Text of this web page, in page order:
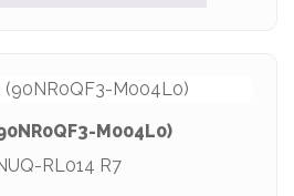
M004L0)
RL014 R7